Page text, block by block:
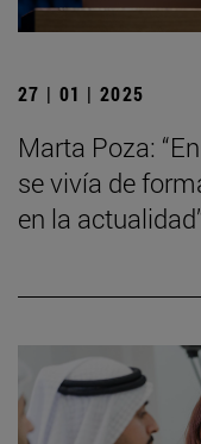
27 | 01 | 2025
Marta Poza:
se vivía de
en la